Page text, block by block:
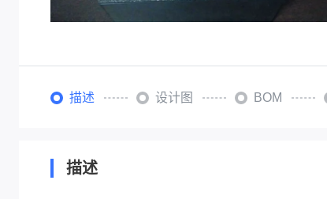
描述 设计图 BOM
描述